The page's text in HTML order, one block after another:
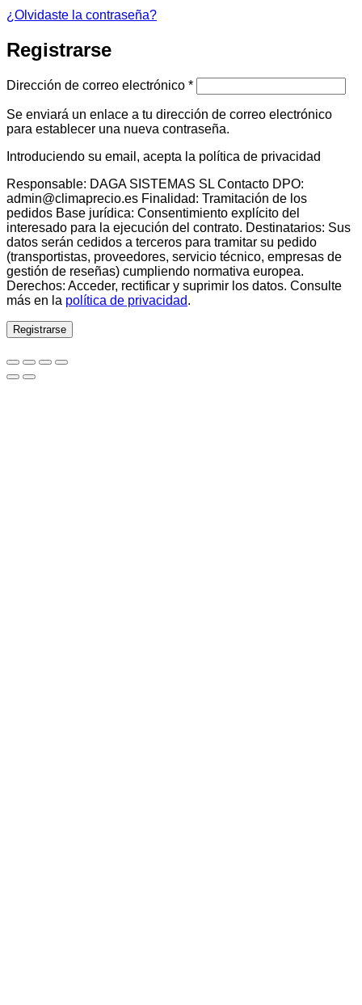
¿Olvidaste la contraseña?
Registrarse
Dirección de correo electrónico *Obligatorio
Se enviará un enlace a tu dirección de correo electrónico
para establecer una nueva contraseña.
Introduciendo su email, acepta la política de privacidad
Responsable: DAGA SISTEMAS SL Contacto DPO:
admin@climaprecio.es Finalidad: Tramitación de los
pedidos Base jurídica: Consentimiento explícito del
interesado para la ejecución del contrato. Destinatarios: Sus
datos serán cedidos a terceros para tramitar su pedido
(transportistas, proveedores, servicio técnico, empresas de
gestión de reseñas) cumpliendo normativa europea.
Derechos: Acceder, rectificar y suprimir los datos. Consulte
más en la política de privacidad.
Registrarse